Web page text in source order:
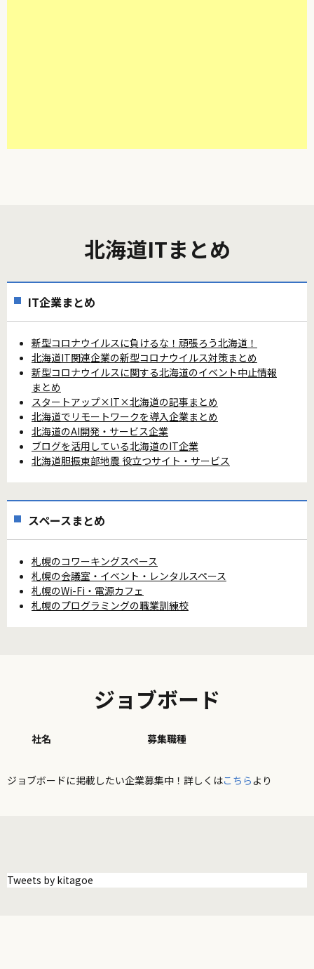
北海道ITまとめ
IT企業まとめ
新型コロナウイルスに負けるな！頑張ろう北海道！
北海道IT関連企業の新型コロナウイルス対策まとめ
新型コロナウイルスに関する北海道のイベント中止情報
まとめ
スタートアップ×IT×北海道の記事まとめ
北海道でリモートワークを導入企業まとめ
北海道のAI開発・サービス企業
ブログを活用している北海道のIT企業
北海道胆振東部地震 役立つサイト・サービス
スペースまとめ
札幌のコワーキングスペース
札幌の会議室・イベント・レンタルスペース
札幌のWi-Fi・電源カフェ
札幌のプログラミングの職業訓練校
ジョブボード
社名 募集職種
ジョブボードに掲載したい企業募集中！詳しくはこちら より
Tweets by kitagoe